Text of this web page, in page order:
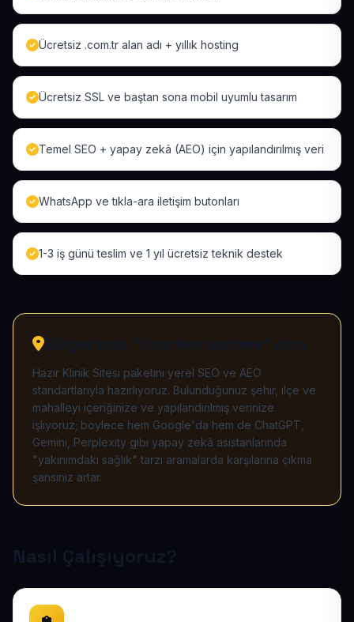
Ücretsiz .com.tr alan adı + yıllık hosting
Ücretsiz SSL ve baştan sona mobil uyumlu tasarım
Temel SEO + yapay zekâ (AEO) için yapılandırılmış veri
WhatsApp ve tıkla-ara iletişim butonları
1-3 iş günü teslim ve 1 yıl ücretsiz teknik destek
Bölgenizde "önerilen işletme" olun
Hazır Klinik Sitesi paketini yerel SEO ve AEO
standartlarıyla hazırlıyoruz. Bulunduğunuz şehir, ilçe ve
mahalleyi içeriğinize ve yapılandırılmış verinize
işliyoruz; böylece hem Google'da hem de ChatGPT,
Gemini, Perplexity gibi yapay zekâ asistanlarında
"yakınımdaki sağlık" tarzı aramalarda karşılarına çıkma
şansınız artar.
Nasıl Çalışıyoruz?